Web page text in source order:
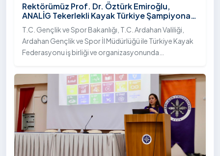
Rektörümüz Prof. Dr. Öztürk Emiroğlu,
ANALİG Tekerlekli Kayak Türkiye Şampiyonası
Ödül Töreni’ne Katıldı
T.C. Gençlik ve Spor Bakanlığı, T.C. Ardahan Valiliği,
Ardahan Gençlik ve Spor İl Müdürlüğü ile Türkiye Kayak
Federasyonu iş birliği ve organizasyonunda
Sezonu Tekerlekli Kayak Türkiye Şampiyonası, 30-31
Temmuz 2026 tarihlerinde Ardahan Üniversitesi Yenisey
Yerleşkesi ev sahipliğinde tamamlandı.